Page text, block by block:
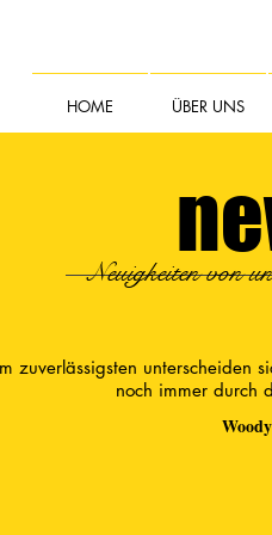
HOME ÜBER UNS
Neuigkeiten von
zuverlässigsten unterscheiden
noch immer durch